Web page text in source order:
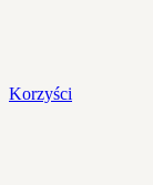
Korzyści